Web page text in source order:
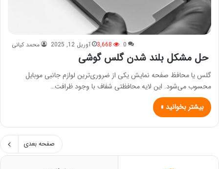
محمد کیانی آوریل 12, 2025 0
3,668
حل مشکل بلند شدن گلس گوشی
گلس یا محافظ صفحه نمایش یکی از ضروری‌ترین لوازم جانبی موبایل
محسوب می‌شود. این لایه محافظتی شفاف با وجود ظرافت…
بیشتر بخوانید »
صفحه بعدی